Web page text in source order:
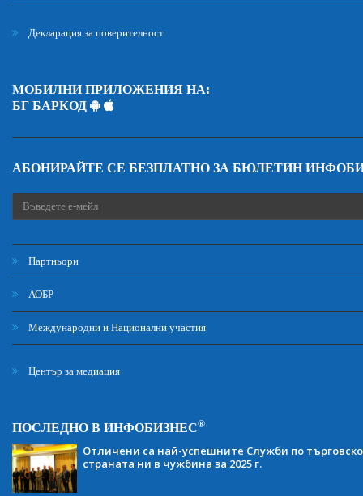
Декларация за поверителност
МОБИЛНИ ПРИЛОЖЕНИЯ НА:
БГ БАРКОД
АБОНИРАЙТЕ СЕ БЕЗПЛАТНО ЗА БЮЛЕТИН
Партньори
АОБР
Международни и Национални участия
Център за медиация
ПОСЛЕДНО В ИНФОБИЗНЕС®
Отличени са най-успешните Служби по
страната ни в чужбина за 2025 г.